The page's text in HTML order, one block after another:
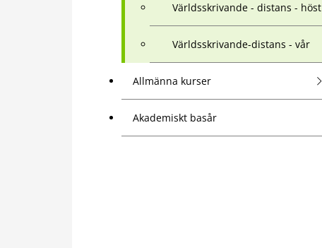
Världsskrivande - distans - höst
Världsskrivande-distans - vår
Allmänna kurser
Akademiskt basår